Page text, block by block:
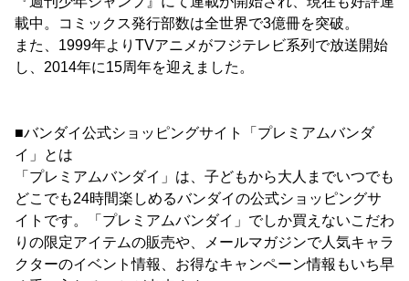
載中。コミックス発行部数は全世界で3億冊を突破。
また、1999年よりTVアニメがフジテレビ系列で放送開始
し、2014年に15周年を迎えました。
■バンダイ公式ショッピングサイト「プレミアムバンダ
イ」とは
「プレミアムバンダイ」は、子どもから大人までいつでも
どこでも24時間楽しめるバンダイの公式ショッピングサ
イトです。「プレミアムバンダイ」でしか買えないこだわ
りの限定アイテムの販売や、メールマガジンで人気キャラ
クターのイベント情報、お得なキャンペーン情報もいち早